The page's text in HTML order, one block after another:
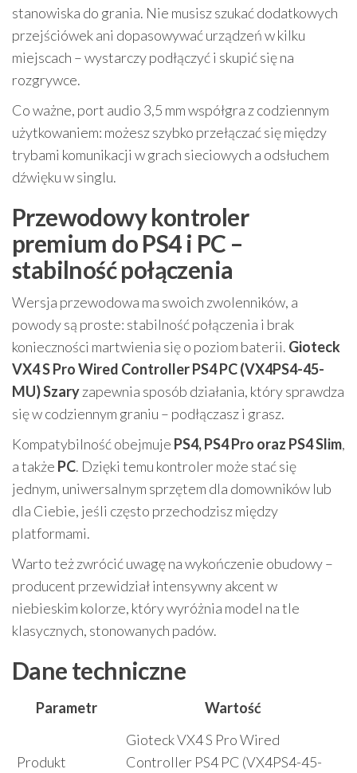
stanowiska do grania. Nie musisz szukać dodatkowych
przejściówek ani dopasowywać urządzeń w kilku
miejscach – wystarczy podłączyć i skupić się na
rozgrywce.
Co ważne, port audio 3,5 mm współgra z codziennym
użytkowaniem: możesz szybko przełączać się między
trybami komunikacji w grach sieciowych a odsłuchem
dźwięku w singlu.
Przewodowy kontroler
premium do PS4 i PC –
stabilność połączenia
Wersja przewodowa ma swoich zwolenników, a
powody są proste: stabilność połączenia i brak
konieczności martwienia się o poziom baterii. Gioteck
VX4 S Pro Wired Controller PS4 PC (VX4PS4-45-
MU) Szaryzapewnia sposób działania, który sprawdza
się w codziennym graniu – podłączasz i grasz.
Kompatybilność obejmuje PS4, PS4 Pro oraz PS4 Slim,
a także PC. Dzięki temu kontroler może stać się
jednym, uniwersalnym sprzętem dla domowników lub
dla Ciebie, jeśli często przechodzisz między
platformami.
Warto też zwrócić uwagę na wykończenie obudowy –
producent przewidział intensywny akcent w
niebieskim kolorze, który wyróżnia model na tle
klasycznych, stonowanych padów.
Dane techniczne
Parametr Wartość
Produkt
Gioteck VX4 S Pro Wired
Controller PS4 PC (VX4PS4-45-